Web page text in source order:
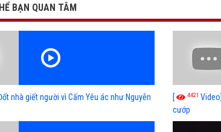
BẠN QUAN TÂM
nhà giết người vì Cấm Yêu ác như Nguyễn
[ 4421
cướp